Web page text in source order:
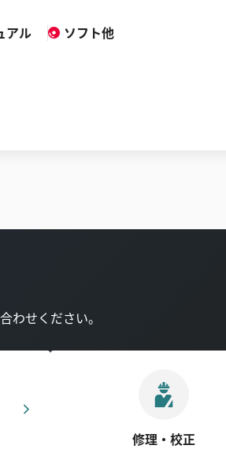
アル
ソフト他
わせください。
修理・校正